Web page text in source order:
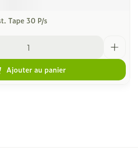
Tape 30 P/s
Ajouter au panier